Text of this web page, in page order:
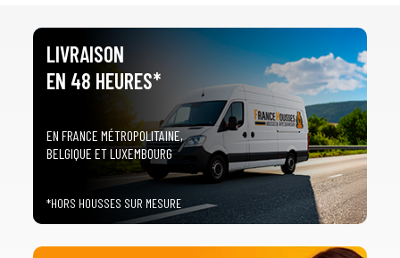
LIVRAISON
EN 48 HEURES*
EN FRANCE MÉTROPOLITAINE,
BELGIQUE ET LUXEMBOURG
*HORS HOUSSES SUR MESURE